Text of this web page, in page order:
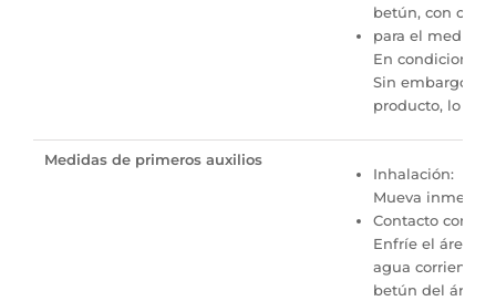
betún, con
para el medio
En condiciones
Sin embargo,
producto, lo
Medidas de primeros auxilios
Inhalación:
Mueva
Contacto con la
Enfríe el área
agua corriente
betún del área